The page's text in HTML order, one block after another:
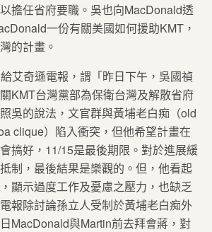
擔任省府要職。吳也向MacDonald透
一份有關美國如何援助KMT，
的計畫。
艾奇遜電報，謂「昨日下午，吳國禎
KMT台灣黨部為保衛台灣及解散省府
吳的說法，文官群與黃埔老白痴（old
clique）陷入衝突，但他希望計畫在
搞好，11/15是最後期限。對於進展緩
制，最後結果是樂觀的。但，他看起
顯示過度工作及憂慮之壓力，也缺乏
報除討論孫立人受制於黃埔老白痴外
MacDonald與Martin前去拜會蔣，對